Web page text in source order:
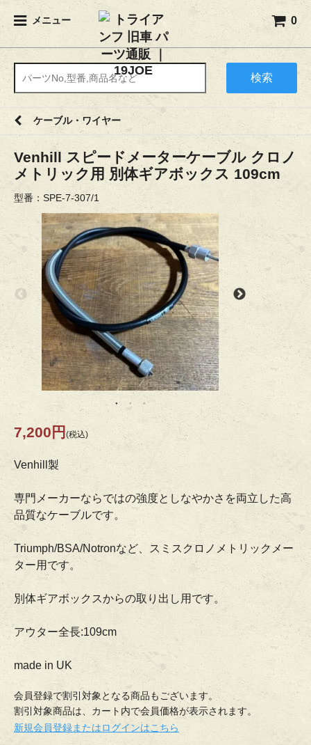
メニュー 0
検索
ケーブル・ワイヤー
Venhill スピードメーターケーブル クロノ
メトリック用 別体ギアボックス 109cm
型番：SPE-7-307/1
7,200円 (税込)
Venhill製
専門メーカーならではの強度としなやかさを両立した高
品質なケーブルです。
Triumph/BSA/Notronなど、スミスクロノメトリックメー
ター用です。
別体ギアボックスからの取り出し用です。
アウター全長:109cm
made in UK
会員登録で割引対象となる商品もございます。
割引対象商品は、カート内で会員価格が表示されます。
新規会員登録またはログインはこちら